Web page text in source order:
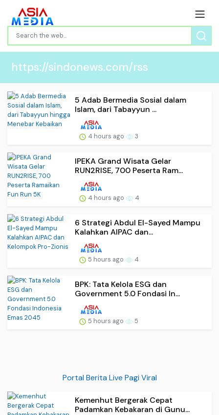
https://sindonews.com/rss
5 Adab Bermedia Sosial dalam
Islam, dari Tabayyun ...
4 hours ago 3
IPEKA Grand Wisata Gelar
RUN2RISE, 700 Peserta Ram...
4 hours ago 4
6 Strategi Abdul El-Sayed Mampu
Kalahkan AIPAC dan...
5 hours ago 4
BPK: Tata Kelola ESG dan
Government 5.0 Fondasi In...
5 hours ago 5
Portal Berita Live Pagi Viral
Kemenhut Bergerak Cepat
Padamkan Kebakaran di Gunu...